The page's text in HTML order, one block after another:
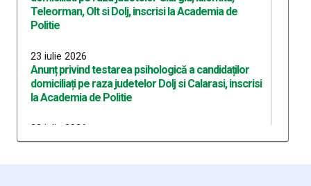
Teleorman, Olt si Dolj, inscrisi la Academia de
Politie
23 iulie 2026
Anunț privind testarea psihologică a candidaților
domiciliați pe raza judetelor Dolj si Calarasi, inscrisi
la Academia de Politie
22 iulie 2026
Anunț privind testarea psihologică a candidaților